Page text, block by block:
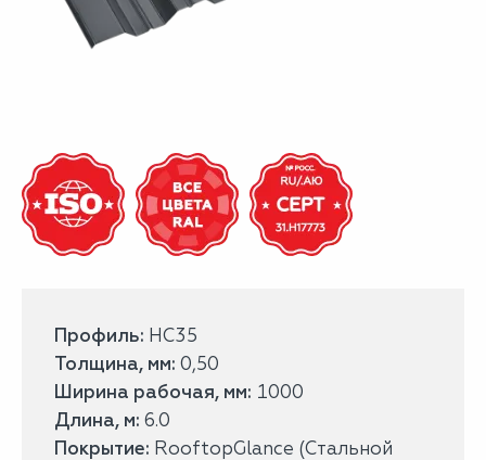
Профиль: НС35
Толщина, мм: 0,50
Ширина рабочая, мм: 1000
Длина, м: 6.0
Покрытие: RooftopGlance (Стальной